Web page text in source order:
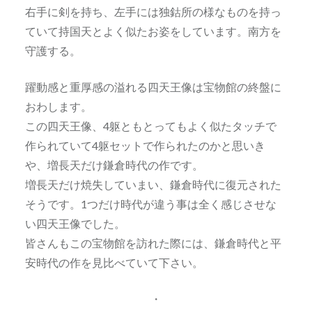
右手に剣を持ち、左手には独鈷所の様なものを持っ
ていて持国天とよく似たお姿をしています。南方を
守護する。
躍動感と重厚感の溢れる四天王像は宝物館の終盤に
おわします。
この四天王像、4躯ともとってもよく似たタッチで
作られていて4躯セットで作られたのかと思いき
や、増長天だけ鎌倉時代の作です。
増長天だけ焼失していまい、鎌倉時代に復元された
そうです。1つだけ時代が違う事は全く感じさせな
い四天王像でした。
皆さんもこの宝物館を訪れた際には、鎌倉時代と平
安時代の作を見比べていて下さい。
・